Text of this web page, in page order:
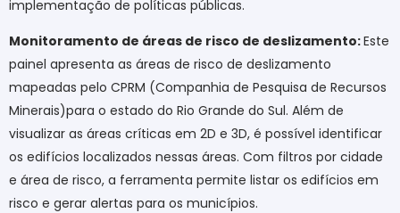
implementação de políticas públicas.
Monitoramento de áreas de risco de deslizamento:Este
painel apresenta as áreas de risco de deslizamento
mapeadas pelo CPRM (Companhia de Pesquisa de Recursos
Minerais)para o estado do Rio Grande do Sul. Além de
visualizar as áreas críticas em 2D e 3D, é possível identificar
os edifícios localizados nessas áreas. Com filtros por cidade
e área de risco, a ferramenta permite listar os edifícios em
risco e gerar alertas para os municípios.